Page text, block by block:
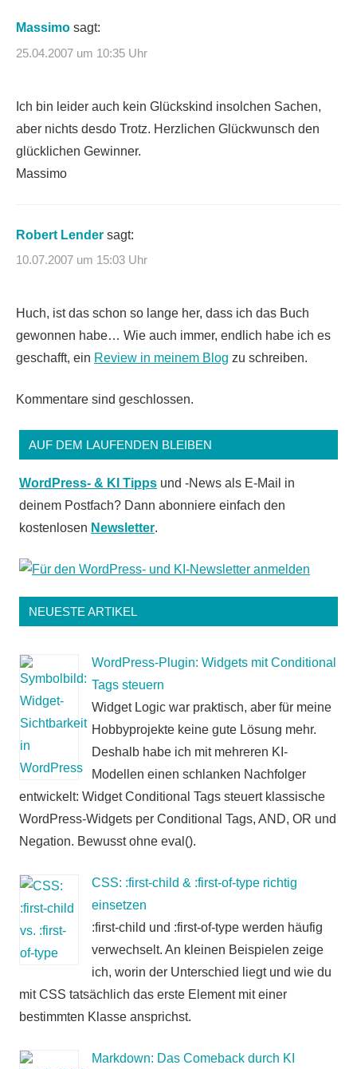
Massimo sagt:
25.04.2007 um 10:35 Uhr
Ich bin leider auch kein Glückskind insolchen Sachen,
aber nichts desdo Trotz. Herzlichen Glückwunsch den
glücklichen Gewinner.
Massimo
Robert Lender sagt:
10.07.2007 um 15:03 Uhr
Huch, ist das schon so lange her, dass ich das Buch
gewonnen habe… Wie auch immer, endlich habe ich es
geschafft, ein Review in meinem Blog zu schreiben.
Kommentare sind geschlossen.
AUF DEM LAUFENDEN BLEIBEN
WordPress- & KI Tipps und -News als E-Mail in
deinem Postfach? Dann abonniere einfach den
kostenlosen Newsletter.
NEUESTE ARTIKEL
WordPress-Plugin: Widgets mit Conditional
Tags steuern
Widget Logic war praktisch, aber für meine
Hobbyprojekte keine gute Lösung mehr.
Deshalb habe ich mit mehreren KI-
Modellen einen schlanken Nachfolger
entwickelt: Widget Conditional Tags steuert klassische
WordPress-Widgets per Conditional Tags, AND, OR und
Negation. Bewusst ohne eval().
CSS: :first-child & :first-of-type richtig
einsetzen
:first-child und :first-of-type werden häufig
verwechselt. An kleinen Beispielen zeige
ich, worin der Unterschied liegt und wie du
mit CSS tatsächlich das erste Element mit einer
bestimmten Klasse ansprichst.
Markdown: Das Comeback durch KI